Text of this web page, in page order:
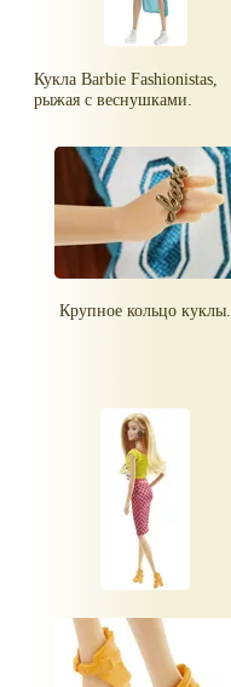
Кукла Barbie Fashionistas,
рыжая с веснушками.
Крупное кольцо куклы.